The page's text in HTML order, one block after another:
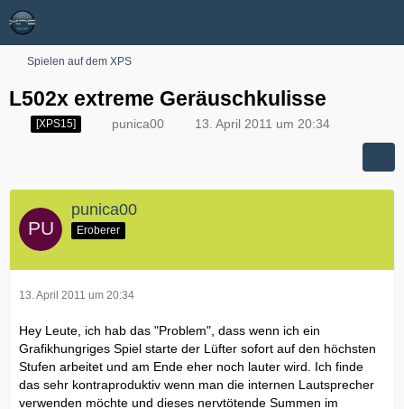
Spielen auf dem XPS
L502x extreme Geräuschkulisse
[XPS15] punica00 13. April 2011 um 20:34
punica00
Eroberer
13. April 2011 um 20:34
Hey Leute, ich hab das "Problem", dass wenn ich ein
Grafikhungriges Spiel starte der Lüfter sofort auf den höchsten
Stufen arbeitet und am Ende eher noch lauter wird. Ich finde
das sehr kontraproduktiv wenn man die internen Lautsprecher
verwenden möchte und dieses nervtötende Summen im